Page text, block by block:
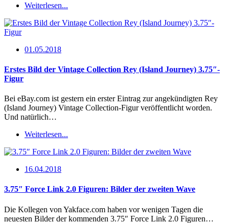
Weiterlesen...
01.05.2018
Erstes Bild der Vintage Collection Rey (Island Journey) 3.75″-
Figur
Bei eBay.com ist gestern ein erster Eintrag zur angekündigten Rey
(Island Journey) Vintage Collection-Figur veröffentlicht worden.
Und natürlich…
Weiterlesen...
16.04.2018
3.75″ Force Link 2.0 Figuren: Bilder der zweiten Wave
Die Kollegen von Yakface.com haben vor wenigen Tagen die
neuesten Bilder der kommenden 3.75″ Force Link 2.0 Figuren…